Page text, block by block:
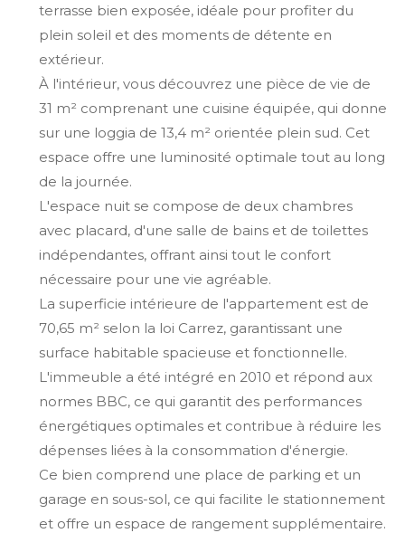
terrasse bien exposée, idéale pour profiter du
plein soleil et des moments de détente en
extérieur.
À l'intérieur, vous découvrez une pièce de vie de
31 m² comprenant une cuisine équipée, qui donne
sur une loggia de 13,4 m² orientée plein sud. Cet
espace offre une luminosité optimale tout au long
de la journée.
L'espace nuit se compose de deux chambres
avec placard, d'une salle de bains et de toilettes
indépendantes, offrant ainsi tout le confort
nécessaire pour une vie agréable.
La superficie intérieure de l'appartement est de
70,65 m² selon la loi Carrez, garantissant une
surface habitable spacieuse et fonctionnelle.
L'immeuble a été intégré en 2010 et répond aux
normes BBC, ce qui garantit des performances
énergétiques optimales et contribue à réduire les
dépenses liées à la consommation d'énergie.
Ce bien comprend une place de parking et un
garage en sous-sol, ce qui facilite le stationnement
et offre un espace de rangement supplémentaire.